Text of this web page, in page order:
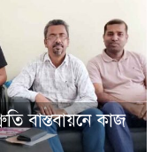
বাস্তবায়নে কাজ